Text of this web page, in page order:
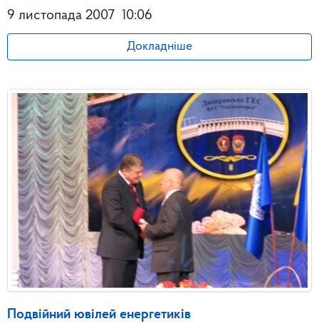
9 листопада 2007
10:06
Докладніше
Подвійний ювілей енергетиків